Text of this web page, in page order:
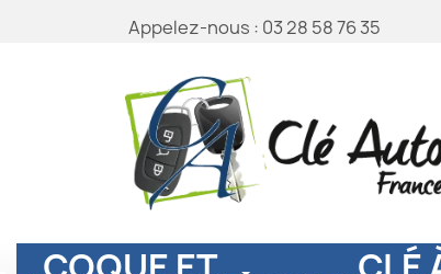
Appelez-nous : 03 28 58 76 35